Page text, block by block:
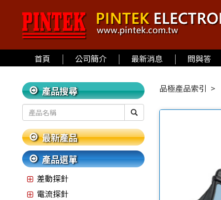
首頁 公司簡介 最新消息 問與答
產品搜尋
最新產品
產品選單
差動探針
電流探針
品極產品索引